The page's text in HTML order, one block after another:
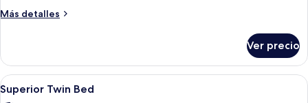
Más detalles
Más
King
Bed
Ver precio
Abrir
todas
Habitación de hotel con dos camas,
4
Superior Twin Bed